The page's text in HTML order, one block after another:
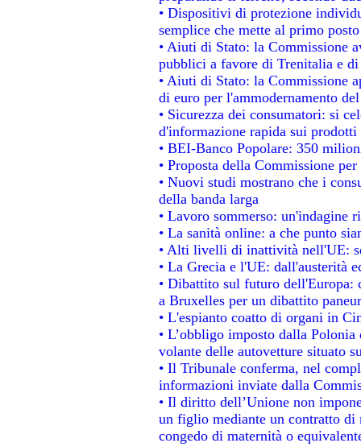
• Dispositivi di protezione
semplice che mette al primo
• Aiuti di Stato: la Commissione
pubblici a favore di Trenitalia e
• Aiuti di Stato: la Commissione
di euro per l'ammodernamento
• Sicurezza dei consumatori: si
d'informazione rapida sui
• BEI-Banco Popolare: 350
• Proposta della Commissione
• Nuovi studi mostrano che i
della banda larga
• Lavoro sommerso: un'indagine
• La sanità online: a che punto
• Alti livelli di inattività nell'UE:
• La Grecia e l'UE: dall'austerità
• Dibattito sul futuro
a Bruxelles per un dibattito
• L'espianto coatto di organi in
• L’obbligo imposto dalla
volante delle autovetture situato
• Il Tribunale conferma, nel
informazioni inviate dalla
• Il diritto dell’Unione non
un figlio mediante un contratto di
congedo di maternità o